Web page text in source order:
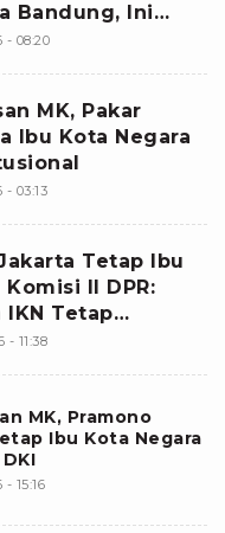
Bandung, Ini
- 08:20
MK, Pakar
Ibu Kota Negara
- 03:13
Tetap Ibu
II DPR:
IKN Tetap
- 11:38
MK, Pramono
Ibu Kota Negara
- 15:16